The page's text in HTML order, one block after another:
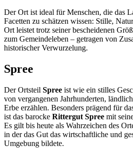
Der Ort ist ideal für Menschen, die das
Facetten zu schätzen wissen: Stille,
Ort leistet trotz seiner bescheidenen
zum Gemeindeleben – getragen von
historischer Verwurzelung.
Spree
Der Ortsteil Spree ist wie ein stilles
von vergangenen Jahrhunderten,
Erbe erzählen. Besonders prägend für
ist das barocke Rittergut Spree mit
Es gilt bis heute als Wahrzeichen des
in der das Gut das wirtschaftliche und
Umgebung bildete.